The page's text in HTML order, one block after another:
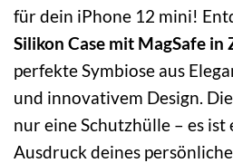
für dein iPhone 12 mini!
Silikon Case mit MagSafe
perfekte Symbiose aus
und innovativem Design.
nur eine Schutzhülle – es ist
Ausdruck deines